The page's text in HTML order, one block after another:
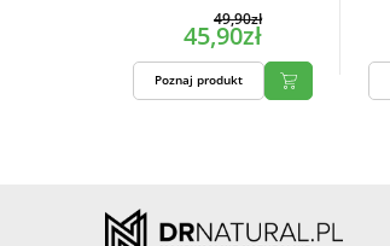
49,90zł
45,90zł
Poznaj produkt